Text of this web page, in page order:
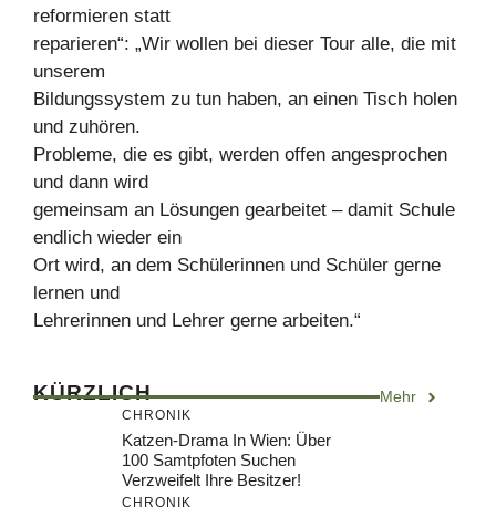
reformieren statt
reparieren“: „Wir wollen bei dieser Tour alle, die mit
unserem
Bildungssystem zu tun haben, an einen Tisch holen
und zuhören.
Probleme, die es gibt, werden offen angesprochen
und dann wird
gemeinsam an Lösungen gearbeitet – damit Schule
endlich wieder ein
Ort wird, an dem Schülerinnen und Schüler gerne
lernen und
Lehrerinnen und Lehrer gerne arbeiten.“
KÜRZLICH Mehr
CHRONIK
Katzen-Drama In Wien: Über
100 Samtpfoten Suchen
Verzweifelt Ihre Besitzer!
CHRONIK